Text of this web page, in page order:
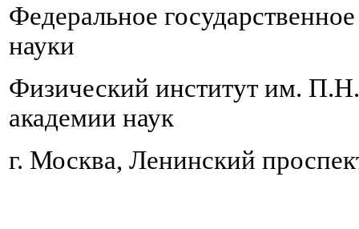
Федеральное
науки
Физический институт им.
академии наук
г. Москва, Ленинский